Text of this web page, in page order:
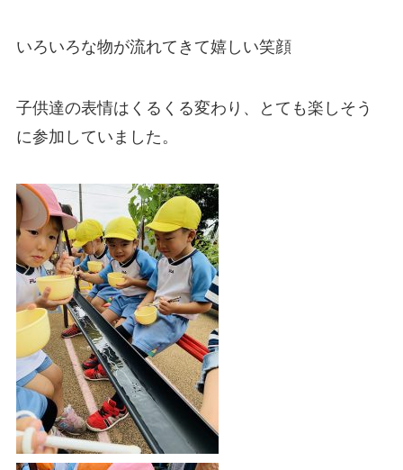
いろいろな物が流れてきて嬉しい笑顔
子供達の表情はくるくる変わり、とても楽しそう
に参加していました。